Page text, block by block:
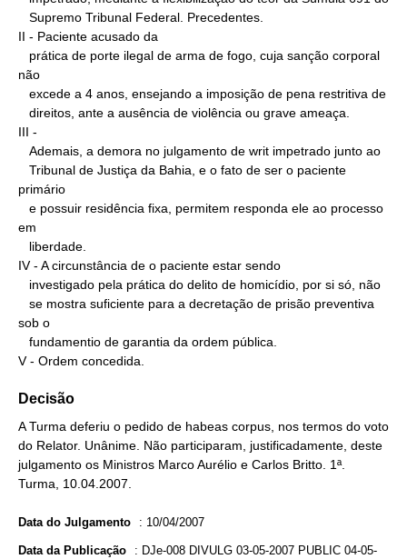
II - Paciente acusado da
não
III -
primário
em
IV - A circunstância de o paciente estar sendo
sob o
V - Ordem concedida.
Decisão
A Turma deferiu o pedido de habeas corpus, nos termos do voto
do Relator. Unânime. Não participaram, justificadamente, deste
julgamento os Ministros Marco Aurélio e Carlos Britto. 1ª.
Turma, 10.04.2007.
Data do Julgamento : 10/04/2007
Data da Publicação : DJe-008 DIVULG 03-05-2007 PUBLIC 04-05-